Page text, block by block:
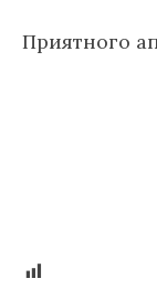
Приятного